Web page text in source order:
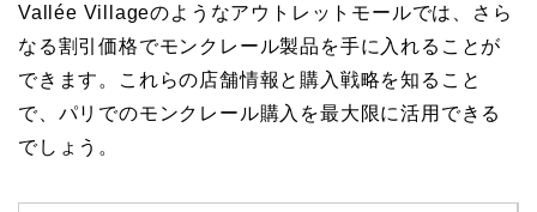
Vallée Villageのようなアウトレットモールでは、さら
なる割引価格でモンクレール製品を手に入れることが
できます。これらの店舗情報と購入戦略を知ること
で、パリでのモンクレール購入を最大限に活用できる
でしょう。